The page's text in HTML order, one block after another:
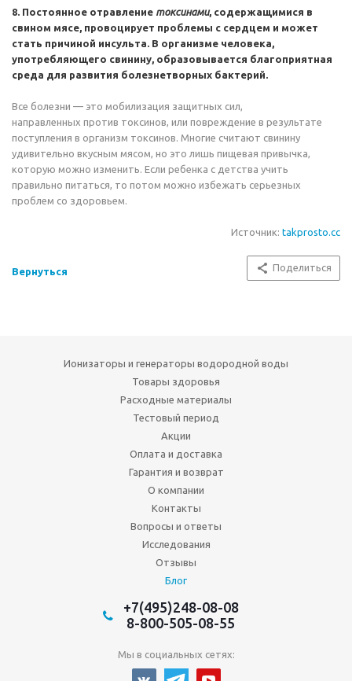
8. Постоянное отравление токсинами, содержащимися в
свином мясе, провоцирует проблемы с сердцем и может
стать причиной инсульта. В организме человека,
употребляющего свинину, образовывается благоприятная
среда для развития болезнетворных бактерий.
Все болезни — это мобилизация защитных сил,
направленных против токсинов, или повреждение в результате
поступления в организм токсинов. Многие считают свинину
удивительно вкусным мясом, но это лишь пищевая привычка,
которую можно изменить. Если ребенка с детства учить
правильно питаться, то потом можно избежать серьезных
проблем со здоровьем.
Источник: takprosto.cc
Вернуться Поделиться
Ионизаторы и генераторы водородной воды
Товары здоровья
Расходные материалы
Тестовый период
Акции
Оплата и доставка
Гарантия и возврат
О компании
Контакты
Вопросы и ответы
Исследования
Отзывы
Блог
+7(495)248-08-08
8-800-505-08-55
Мы в социальных сетях: